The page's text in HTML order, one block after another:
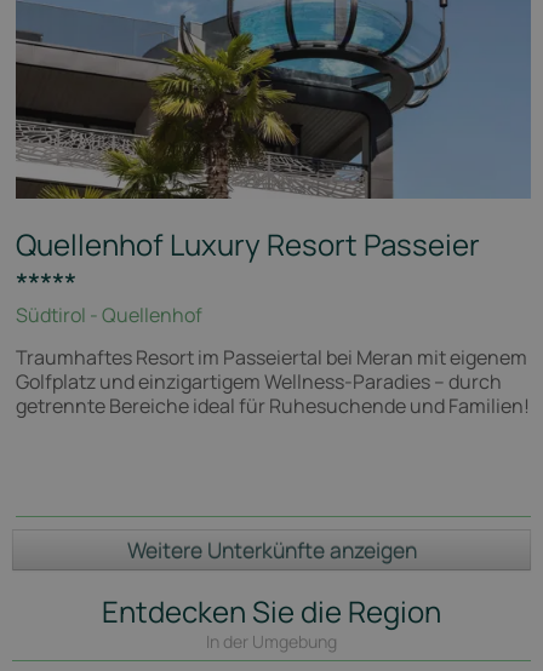
Quellenhof Luxury Resort Passeier
*****
Südtirol - Quellenhof
Traumhaftes Resort im Passeiertal bei Meran mit eigenem
Golfplatz und einzigartigem Wellness-Paradies – durch
getrennte Bereiche ideal für Ruhesuchende und Familien!
Weitere Unterkünfte anzeigen
Entdecken Sie die Region
In der Umgebung